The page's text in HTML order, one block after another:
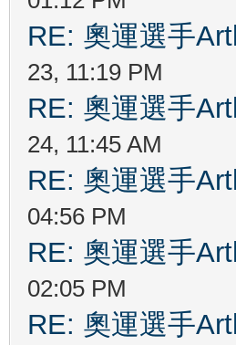
RE: 奧運選手
23, 11:19 PM
RE: 奧運選手
24, 11:45 AM
RE: 奧運選手
04:56 PM
RE: 奧運選手
02:05 PM
RE: 奧運選手